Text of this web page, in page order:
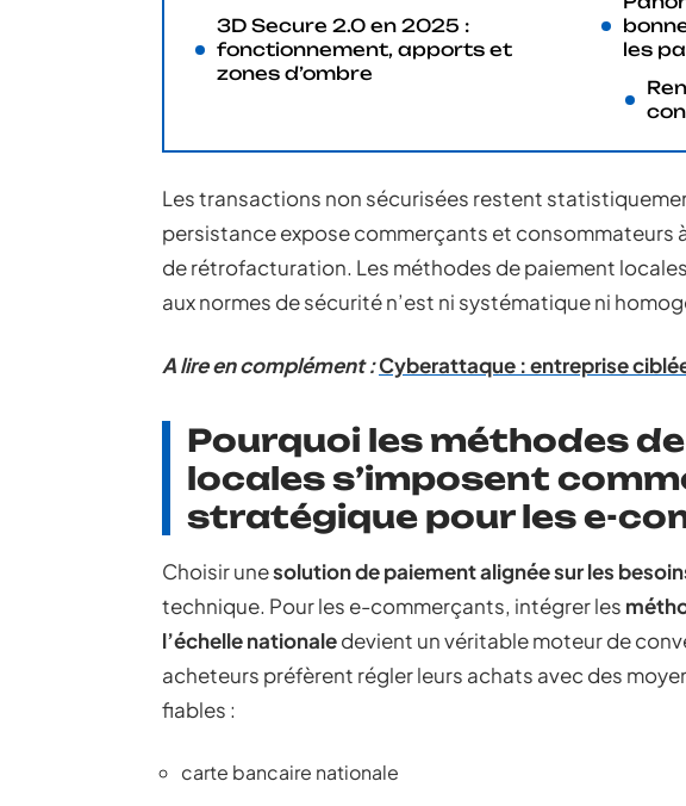
3D Secure 2.0 en 2025 :
fonctionnement, apports et
zones d’ombre
les
Les transactions non sécurisées restent
persistance expose commerçants et consommateurs
de rétrofacturation. Les méthodes de paiement
aux normes de sécurité n’est ni systématique ni
A lire en complément :Cyberattaque : entreprise
Pourquoi les méthodes
locales s’imposent
stratégique pour les e-
Choisir unesolution de paiement alignée sur les
technique. Pour les e-commerçants, intégrer les
l’échelle nationaledevient un véritable moteur de
acheteurs préfèrent régler leurs achats avec des
fiables :
carte bancaire nationale